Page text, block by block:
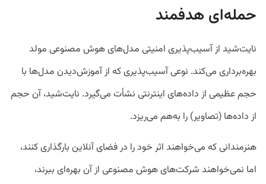
حمله‌ای هدفمند
نایت‌شید از آسیب‌پذیری امنیتی مدل‌های هوش مصنوعی مولد
بهره‌برداری می‌کند. نوعی آسیب‌پذیری که از آموزش‌دیدن مدل‌ها با
حجم عظیمی از داده‌های اینترنتی نشأت می‌گیرد. نایت‌شید، آن حجم
از داده‌ها (تصاویر) را به‌هم می‌ریزد.
هنرمندانی که می‌خواهند اثر خود را در فضای آنلاین بارگذاری کنند،
اما نمی‌خواهند شرکت‌های هوش مصنوعی از آن بهره‌ای ببرند،